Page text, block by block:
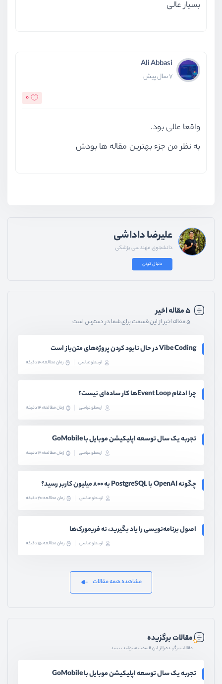
بسیار عالی
Ali Abbasi
7 سال پیش
0
واقعا عالی بود.
به نظر من جزء بهترین مقاله ها بودش
علیرضا داداشی
دانشجوی مهندسی پزشکی
دنبال کردن
۵ مقاله اخیر
۵ مقاله اخیر از این قسمت برای شما در دسترس است
Vibe Coding در حال نابود کردن پروژه‌های متن‌باز است
ارسطو عباسی زمان مطالعه: 10 دقیقه
چرا ادغام Event Loopها کار ساده‌ای نیست؟
ارسطو عباسی زمان مطالعه: 14 دقیقه
تجربه یک سال توسعه اپلیکیشن موبایل با GoMobile
ارسطو عباسی زمان مطالعه: 17 دقیقه
چگونه OpenAI با PostgreSQL به ۸۰۰ میلیون کاربر رسید؟
ارسطو عباسی زمان مطالعه: 20 دقیقه
اصول برنامه‌نویسی را یاد بگیرید، نه فریمورک‌ها
ارسطو عباسی زمان مطالعه: 15 دقیقه
مشاهده همه مقالات
مقالات برگزیده
مقالات برگزیده را از این قسمت میتوانید ببینید
تجربه یک سال توسعه اپلیکیشن موبایل با GoMobile